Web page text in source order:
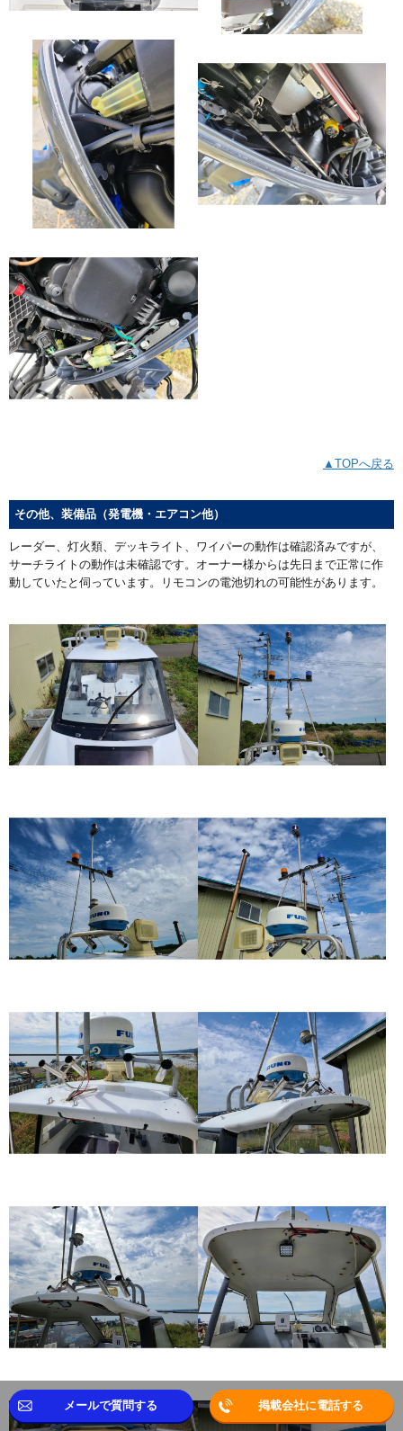
▲TOPへ戻る
その他、装備品（発電機・エアコン他）
レーダー、灯火類、デッキライト、ワイパーの動作は確認済みですが、
サーチライトの動作は未確認です。オーナー様からは先日まで正常に作
動していたと伺っています。リモコンの電池切れの可能性があります。
メールで質問する 掲載会社に電話する